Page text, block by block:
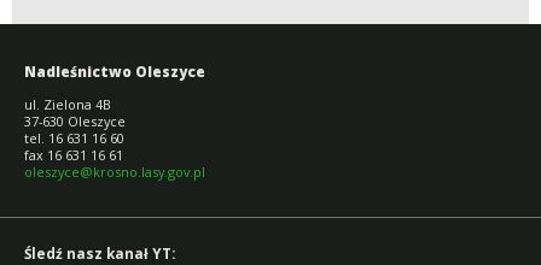
Nadleśnictwo Oleszyce
ul. Zielona 4B
37-630 Oleszyce
tel. 16 631 16 60
fax 16 631 16 61
oleszyce@krosno.lasy.gov.pl
Śledź nasz kanał YT: